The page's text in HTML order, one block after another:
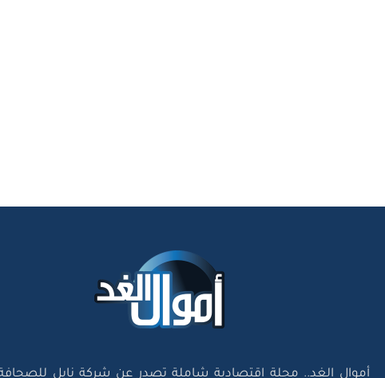
«ش.م.م»، وتعد الاصدار الاقتصادي الوحيد في مصر الذي يمتلك